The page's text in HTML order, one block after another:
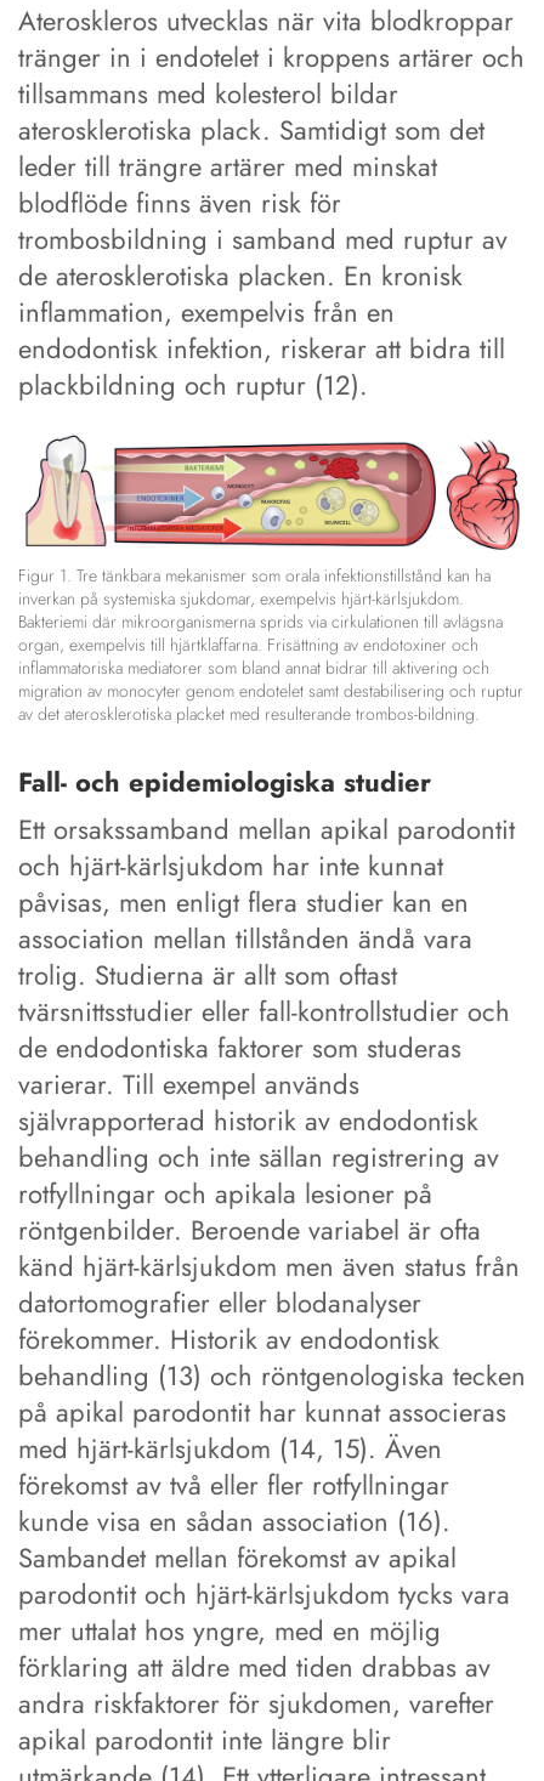
Ateroskleros utvecklas när vita blodkroppar
tränger in i endotelet i kroppens artärer och
tillsammans med kolesterol bildar
aterosklerotiska plack. Samtidigt som det
leder till trängre artärer med minskat
blodflöde finns även risk för
trombosbildning i samband med ruptur av
de aterosklerotiska placken. En kronisk
inflammation, exempelvis från en
endodontisk infektion, riskerar att bidra till
plackbildning och ruptur (12).
Figur 1. Tre tänkbara mekanismer som orala infektionstillstånd kan ha
inverkan på systemiska sjukdomar, exempelvis hjärt-kärlsjukdom.
Bakteriemi där mikroorganismerna sprids via cirkulationen till avlägsna
organ, exempelvis till hjärtklaffarna. Frisättning av endotoxiner och
inflammatoriska mediatorer som bland annat bidrar till aktivering och
migration av monocyter genom endotelet samt destabilisering och ruptur
av det aterosklerotiska placket med resulterande trombos-bildning.
Fall- och epidemiologiska studier
Ett orsakssamband mellan apikal parodontit
och hjärt-kärlsjukdom har inte kunnat
påvisas, men enligt flera studier kan en
association mellan tillstånden ändå vara
trolig. Studierna är allt som oftast
tvärsnittsstudier eller fall-kontrollstudier och
de endodontiska faktorer som studeras
varierar. Till exempel används
självrapporterad historik av endodontisk
behandling och inte sällan registrering av
rotfyllningar och apikala lesioner på
röntgenbilder. Beroende variabel är ofta
känd hjärt-kärlsjukdom men även status från
datortomografier eller blodanalyser
förekommer. Historik av endodontisk
behandling (13) och röntgenologiska tecken
på apikal parodontit har kunnat associeras
med hjärt-kärlsjukdom (14, 15). Även
förekomst av två eller fler rotfyllningar
kunde visa en sådan association (16).
Sambandet mellan förekomst av apikal
parodontit och hjärt-kärlsjukdom tycks vara
mer uttalat hos yngre, med en möjlig
förklaring att äldre med tiden drabbas av
andra riskfaktorer för sjukdomen, varefter
apikal parodontit inte längre blir